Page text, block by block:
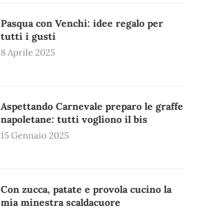
Pasqua con Venchi: idee regalo per
tutti i gusti
8 Aprile 2025
Aspettando Carnevale preparo le graffe
napoletane: tutti vogliono il bis
15 Gennaio 2025
Con zucca, patate e provola cucino la
mia minestra scaldacuore